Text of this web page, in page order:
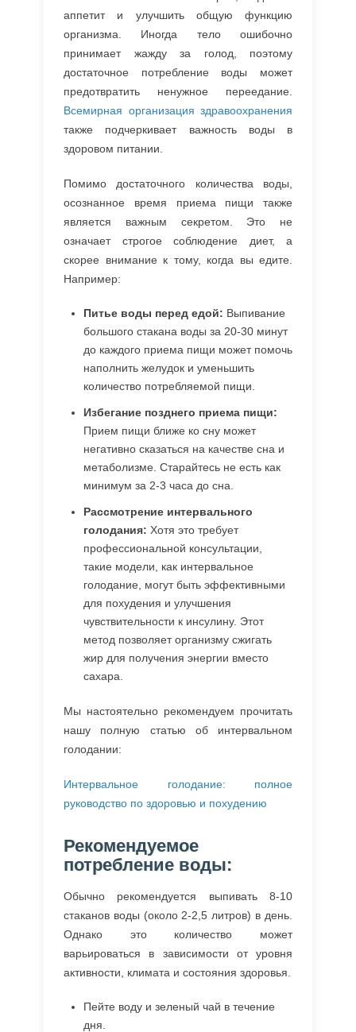
аппетит и улучшить общую функцию
организма. Иногда тело ошибочно
принимает жажду за голод, поэтому
достаточное потребление воды может
предотвратить ненужное переедание.
Всемирная организация здравоохранения
также подчеркивает важность воды в
здоровом питании.
Помимо достаточного количества воды,
осознанное время приема пищи также
является важным секретом. Это не
означает строгое соблюдение диет, а
скорее внимание к тому, когда вы едите.
Например:
Питье воды перед едой: Выпивание
большого стакана воды за 20-30 минут
до каждого приема пищи может помочь
наполнить желудок и уменьшить
количество потребляемой пищи.
Избегание позднего приема пищи:
Прием пищи ближе ко сну может
негативно сказаться на качестве сна и
метаболизме. Старайтесь не есть как
минимум за 2-3 часа до сна.
Рассмотрение интервального
голодания: Хотя это требует
профессиональной консультации,
такие модели, как интервальное
голодание, могут быть эффективными
для похудения и улучшения
чувствительности к инсулину. Этот
метод позволяет организму сжигать
жир для получения энергии вместо
сахара.
Мы настоятельно рекомендуем прочитать
нашу полную статью об интервальном
голодании:
Интервальное голодание: полное
руководство по здоровью и похудению
Рекомендуемое
потребление воды:
Обычно рекомендуется выпивать 8-10
стаканов воды (около 2-2,5 литров) в день.
Однако это количество может
варьироваться в зависимости от уровня
активности, климата и состояния здоровья.
Пейте воду и зеленый чай в течение
дня.